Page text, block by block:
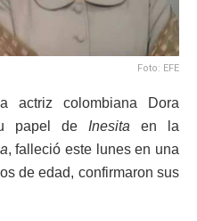
Foto: EFE
actriz colombiana Dora
papel de Inesita en la
, falleció este lunes en una
de edad, confirmaron sus